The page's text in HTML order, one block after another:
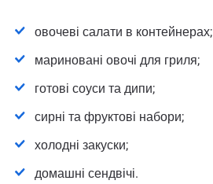
овочеві салати в контейнерах;
мариновані овочі для гриля;
готові соуси та дипи;
сирні та фруктові набори;
холодні закуски;
домашні сендвічі.